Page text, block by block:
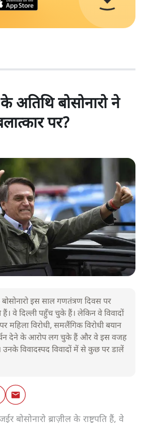
अतिथि बोसोनारो ने
पर?
बोसोनारो इस साल गणतंत्रण दिवस पर
वे दिल्ली पहुँच चुके हैं। लेकिन वे विवादों
महिला विरोधी, समलैंगिक विरोधी बयान
देने के आरोप लग चुके हैं और वे इस वजह
विवादस्पद विवादों में से कुछ पर डालें
बोसोनारो ब्राज़ील के राष्ट्रपति हैं, वे